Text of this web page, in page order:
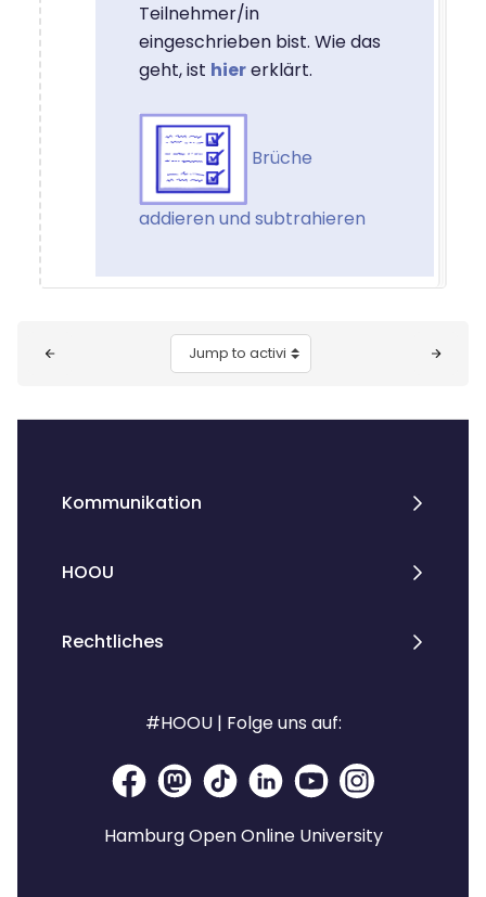
Teilnehmer/in
eingeschrieben bist. Wie das
geht, ist hiererklärt.
Brüche
addieren und subtrahieren
Jump to activity
Kommunikation
HOOU
Rechtliches
#HOOU | Folge uns auf:
Hamburg Open Online University